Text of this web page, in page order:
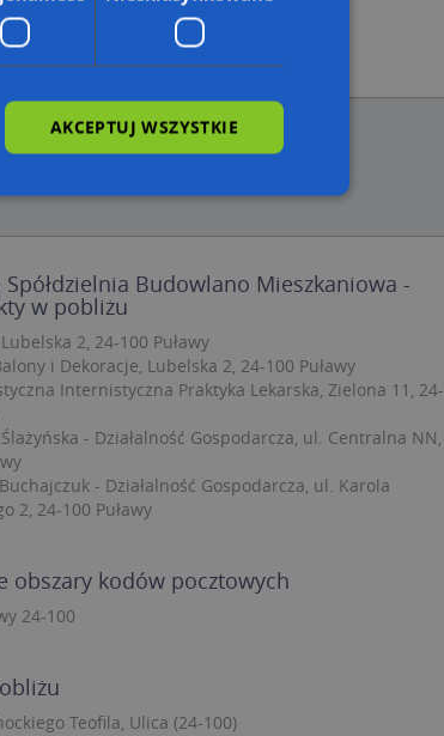
Spółdzielnia Budowlano Mieszkaniowa -
w pobliżu
2, 24-100 Puławy
i Dekoracje, Lubelska 2, 24-100 Puławy
Internistyczna Praktyka Lekarska, Zielona 11, 24-
- Działalność Gospodarcza, ul. Centralna NN,
- Działalność Gospodarcza, ul. Karola
2, 24-100 Puławy
obszary kodów pocztowych
24-100
Teofila, Ulica (24-100)
AKCEPTUJ WSZYSTKIE
takich jak logowanie użytkownika i
strony internetowej.
przez usługę Cookie-Script.com
preferencji dotyczących zgody
cookie. Jest to konieczne, aby baner
działał poprawnie.
przez Google Analytics do
używany przez firmę Microsoft jako
Można to ustawić za pomocą
Okres przechowywania